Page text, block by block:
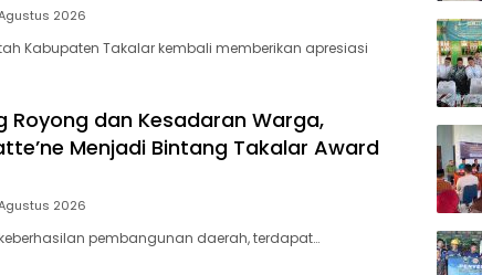
2026
Kabupaten Takalar kembali memberikan apresiasi
Royong dan Kesadaran Warga,
Menjadi Bintang Takalar Award
2026
keberhasilan pembangunan daerah, terdapat…